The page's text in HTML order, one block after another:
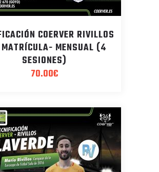
COERVER RIVILLOS
MATRÍCULA- MENSUAL (4
SESIONES)
70.00€